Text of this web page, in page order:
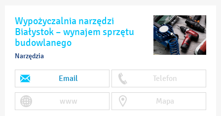
Wypożyczalnia narzędzi
Białystok – wynajem sprzętu
budowlanego
Narzędzia
Email Telefon
www Mapa